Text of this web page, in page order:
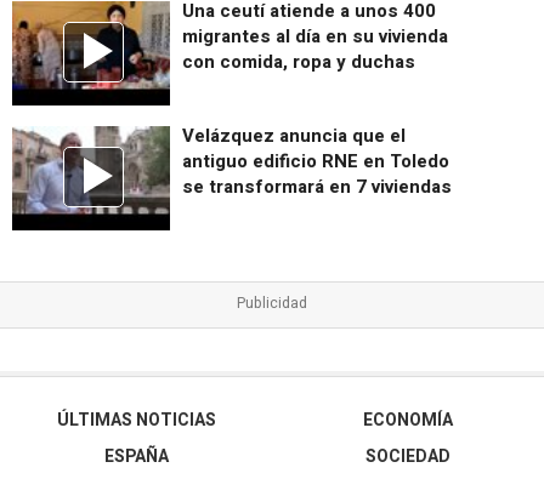
Una ceutí atiende a unos 400
migrantes al día en su vivienda
con comida, ropa y duchas
Velázquez anuncia que el
antiguo edificio RNE en Toledo
se transformará en 7 viviendas
ÚLTIMAS NOTICIAS
ESPAÑA
ECONOMÍA
SOCIEDAD